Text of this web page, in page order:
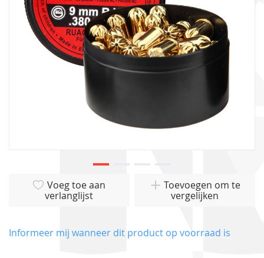
van
Voeg toe aan
verlanglijst
Toevoegen om te
vergelijken
Informeer mij wanneer dit product op voorraad is